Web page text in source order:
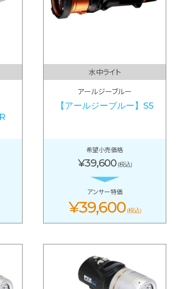
水中ライト
アールジーブルー
【アールジーブルー】S5
希望小売価格
¥39,600 (税込)
アンサー特価
¥39,600 (税込)